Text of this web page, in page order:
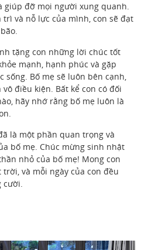
giúp đỡ mọi người xung quanh.
và nỗ lực của mình, con sẽ đạt
tặng con những lời chúc tốt
mạnh, hạnh phúc và gặp
sống. Bố mẹ sẽ luôn bên cạnh,
điều kiện. Bất kể con có đối
hãy nhớ rằng bố mẹ luôn là
là một phần quan trọng và
bố mẹ. Chúc mừng sinh nhật
nhỏ của bố mẹ! Mong con
và mỗi ngày của con đều
cười.